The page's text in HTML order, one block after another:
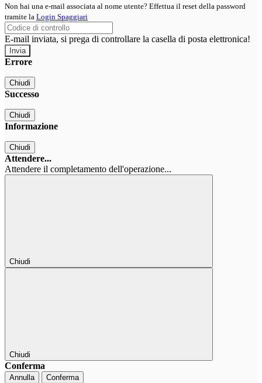
Non hai una e-mail associata al nome utente? Effettua il reset della password
tramite la Login Spaggiari
E-mail inviata, si prega di controllare la casella di posta elettronica!
Errore
Chiudi
Successo
Chiudi
Informazione
Chiudi
Attendere...
Attendere il completamento dell'operazione...
Chiudi
Chiudi
Conferma
Annulla Conferma